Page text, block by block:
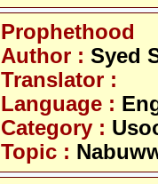
Prophethood
Author : Syed
Translator :
Language :
Category :
Topic :